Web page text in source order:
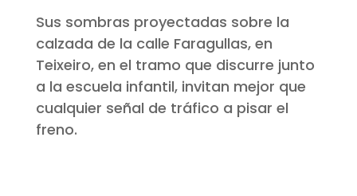
Sus sombras proyectadas sobre la
calzada de la calle Faragullas, en
Teixeiro, en el tramo que discurre junto
a la escuela infantil, invitan mejor que
cualquier señal de tráfico a pisar el
freno.